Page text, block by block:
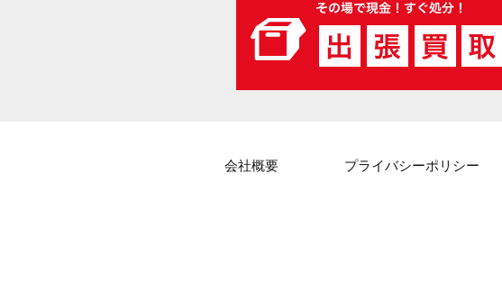
会社概要 プライバシーポリシー